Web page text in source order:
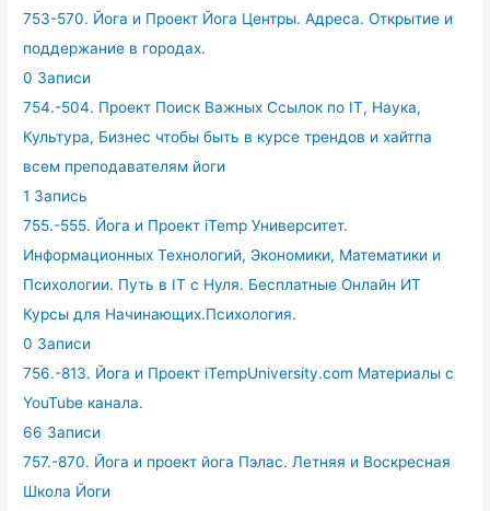
753-570. Йога и Проект Йога Центры. Адреса. Открытие и
поддержание в городах.
0 Записи
754.-504. Проект Поиск Важных Ссылок по IT, Наука,
Культура, Бизнес чтобы быть в курсе трендов и хайтпа
всем преподавателям йоги
1 Запись
755.-555. Йога и Проект iTemp Университет.
Информационных Технологий, Экономики, Математики и
Психологии. Путь в IT с Нуля. Бесплатные Онлайн ИТ
Курсы для Начинающих.Психология.
0 Записи
756.-813. Йога и Проект iTempUniversity.com Материалы с
YouTube канала.
66 Записи
757.-870. Йога и проект йога Пэлас. Летняя и Воскресная
Школа Йоги